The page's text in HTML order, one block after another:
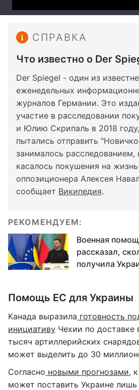
СПРАВКА
Что известно о Der
Der Spiegel - один из
еженедельных
журналов Германии. Это
участие в расследовании
и Юлию Скрипаль в 2018
пытались отправить
занималось расследованием,
касалось покушения на
оппозиционера Алексея
сообщает Википедия.
РЕКОМЕНДУЕМ:
Военная
рассказал,
получила
Помощь ЕС для Украины
Канада выразила готовность
инициативу Чехии по доставке
тысяч артиллерийских
может выделить до 30
Согласно новыми прогнозами,
может поставить Украине